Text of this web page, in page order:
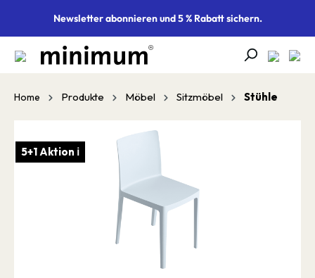
springenNewsletter abonnieren und 5 % Rabatt sichern.
Home Produkte Möbel Sitzmöbel Stühle
5+1 Aktion ℹ